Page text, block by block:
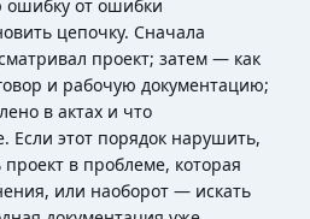
ошибку от ошибки
цепочку. Сначала
проект; затем — как
и рабочую документацию;
в актах и что
Если этот порядок нарушить,
в проблеме, которая
или наоборот — искать